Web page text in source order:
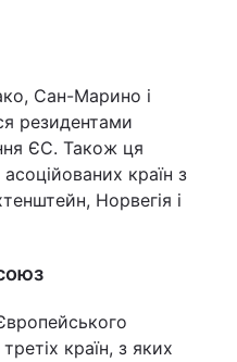
Сан-Марино і
резидентами
ЄС. Також ця
країн з
Норвегія і
країн, з яких